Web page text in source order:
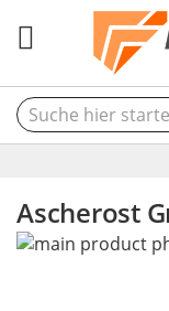
Ascherost
Skip